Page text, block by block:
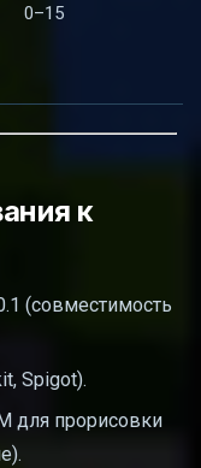
0–15
к
(совместимость
Spigot).
для прорисовки